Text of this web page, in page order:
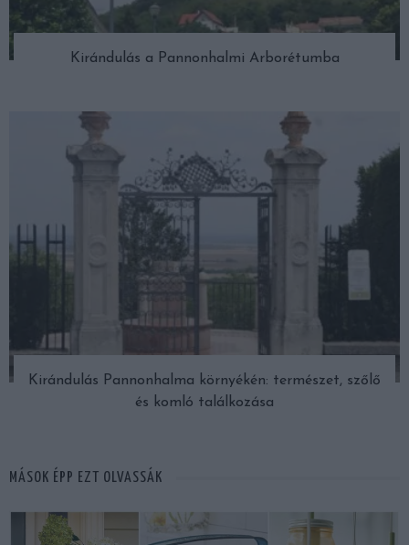
Kirándulás a Pannonhalmi Arborétumba
Kirándulás Pannonhalma környékén: természet, szőlő
és komló találkozása
MÁSOK ÉPP EZT OLVASSÁK